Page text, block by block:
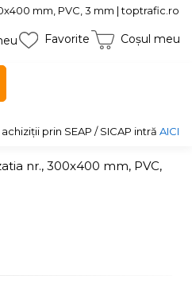
mm, PVC, 3 mm | toptrafic.ro
Favorite Coșul meu
prin SEAP / SICAP intră AICI
nr., 300x400 mm, PVC,